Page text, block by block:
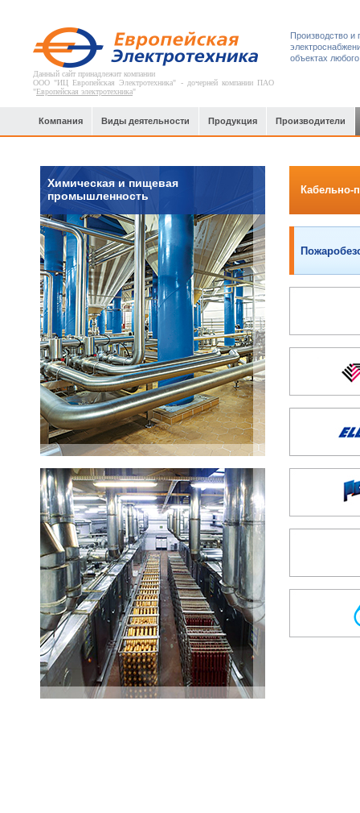
Данный сайт принадлежит компании
ООО "ИЦ Европейская Электротехника" - дочерней компании ПАО
"Европейская электротехника"
Производство и
объектах
Компания Виды деятельности Продукция Производители
Химическая и пищевая
промышленность
Кабельно-